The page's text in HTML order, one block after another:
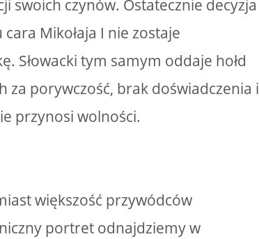
swoich czynów. Ostatecznie decyzja
Mikołaja I nie zostaje
Słowacki tym samym oddaje hołd
za porywczość, brak doświadczenia i
przynosi wolności.
większość przywódców
portret odnajdziemy w